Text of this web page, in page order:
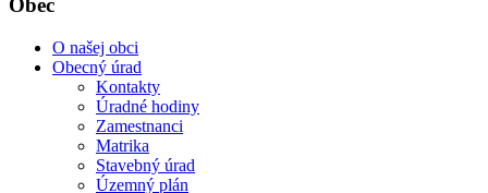
Obec
O našej obci
Obecný úrad
Kontakty
Úradné hodiny
Zamestnanci
Matrika
Stavebný úrad
Územný plán